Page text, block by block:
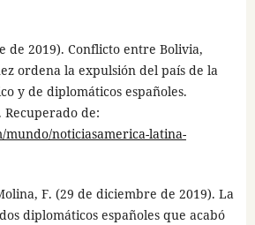
de 2019). Conflicto entre Bolivia,
ordena la expulsión del país de la
y de diplomáticos españoles.
Recuperado de:
mundo/noticiasamerica-latina-
F. (29 de diciembre de 2019). La
diplomáticos españoles que acabó